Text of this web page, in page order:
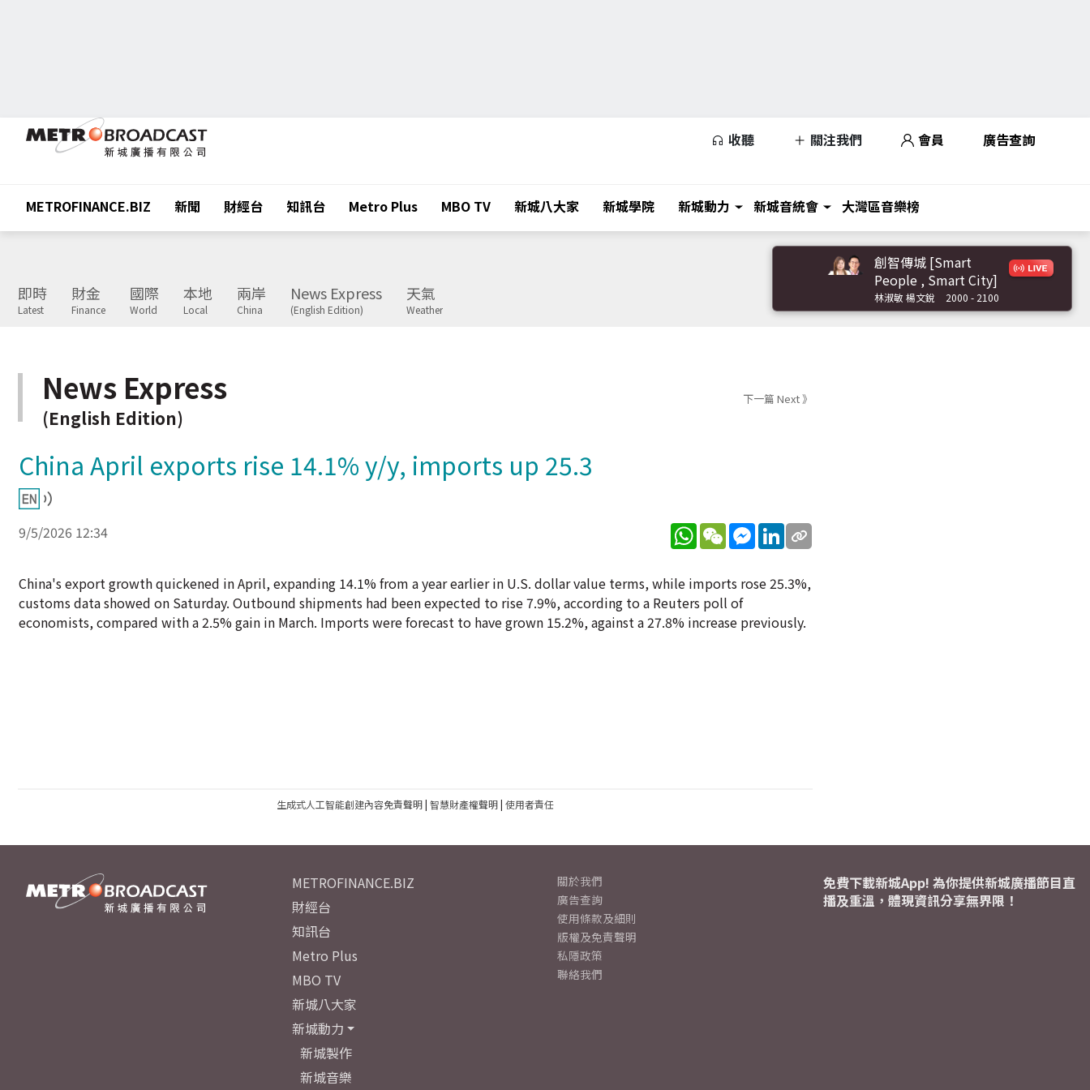
收聽 關注我們 會員 廣告查詢
METROFINANCE.BIZ 新聞 財經台 知訊台 Metro Plus MBO TV 新城八大家 新城學院 新城動力 新城音統會 大灣區音樂榜
即時
Latest
財金
Finance
國際
World
本地
Local
兩岸
China
News Express
(English Edition)
天氣
Weather
創智傳城 [Smart
People , Smart City]
林淑敏 楊文銳 2000 - 2100
News Express
(English Edition)
下一篇 Next 》
China April exports rise 14.1% y/y, imports up 25.3
9/5/2026 12:34 WhatsApp
WeChatMessenger
LinkedIn
China's export growth quickened in April, expanding 14.1% from a year earlier in U.S. dollar value terms, while imports rose 25.3%,
customs data showed on Saturday. Outbound shipments had been expected to rise 7.9%, according to a Reuters poll of
economists, compared with a 2.5% gain in March. Imports were forecast to have grown 15.2%, against a 27.8% increase previously.
生成式人工智能創建內容免責聲明| 智慧財產權聲明| 使用者責任
METROFINANCE.BIZ
財經台
知訊台
Metro Plus
MBO TV
新城八大家
新城動力
新城製作
新城音樂
關於我們
廣告查詢
使用條款及細則
版權及免責聲明
私隱政策
聯絡我們
免費下載新城App! 為你提供新城廣播節目直
播及重溫，體現資訊分享無界限！